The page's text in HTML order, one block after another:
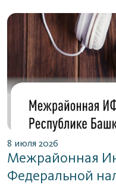
8 июля 2026
Межрайонная
Федеральной